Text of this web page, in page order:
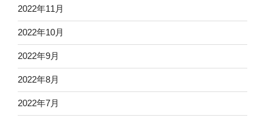
2022年11月
2022年10月
2022年9月
2022年8月
2022年7月